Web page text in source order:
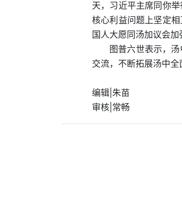
天，习近平主席同你
核心利益问题上坚定
国人大愿同汤加议会
图普六世表示，
交流，不断拓展汤中全
编辑|朱苗
审核|常畅